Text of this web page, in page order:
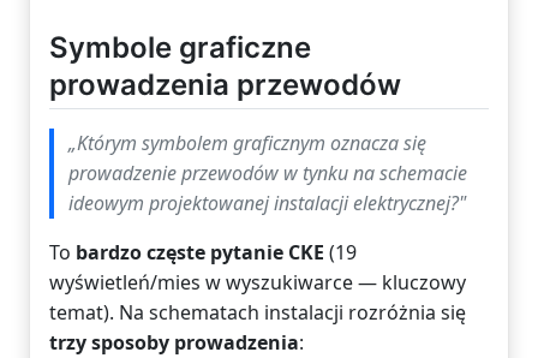
Symbole graficzne
prowadzenia przewodów
„Którym symbolem graficznym oznacza się
prowadzenie przewodów w tynkuna schemacie
ideowym projektowanej instalacji elektrycznej?"
To bardzo częste pytanie CKE (19
wyświetleń/mies w wyszukiwarce — kluczowy
temat). Na schematach instalacji rozróżnia się
trzy sposoby prowadzenia: